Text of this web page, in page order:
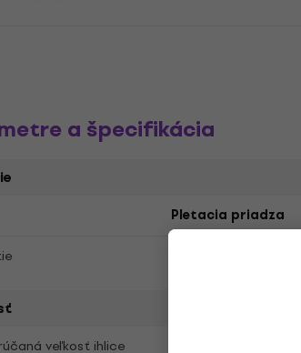
a špecifikácia
Pletacia priadza
veľkosť ihlice